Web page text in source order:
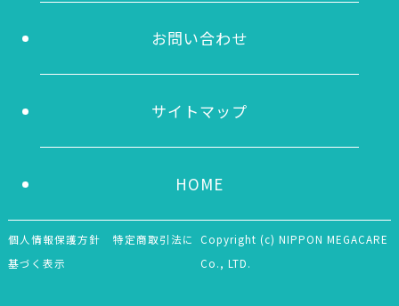
お問い合わせ
サイトマップ
HOME
個人情報保護方針
特定商取引法に
基づく表示
Copyright (c) NIPPON MEGACARE
Co., LTD.